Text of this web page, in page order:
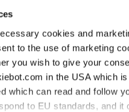
cookies and
to the use of marketing
you wish to give your
in the USA which
which can read and follow
to EU standards, and
electronic Mehrkanal jetzt
bis zu 1250 µ